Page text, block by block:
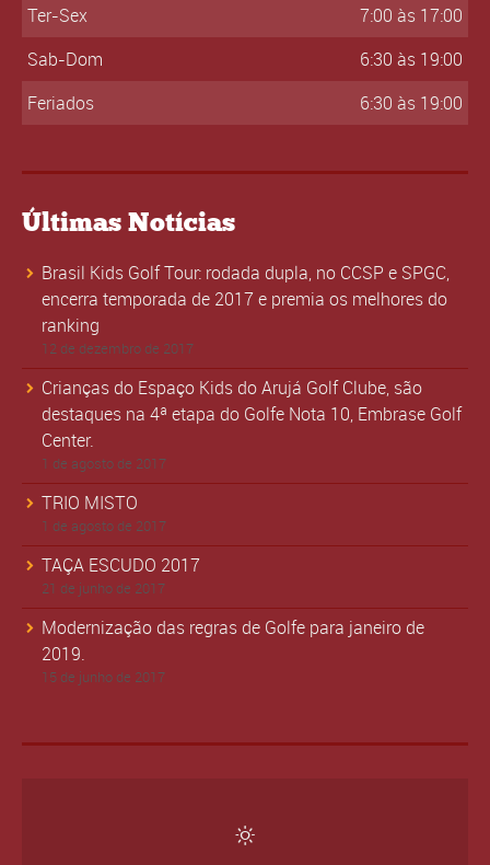
Ter-Sex
7:00 às 17:00
Sab-Dom
6:30 às 19:00
Feriados
6:30 às 19:00
Últimas Notícias
Brasil Kids Golf Tour: rodada dupla, no CCSP e SPGC,
encerra temporada de 2017 e premia os melhores do
ranking
12 de dezembro de 2017
Crianças do Espaço Kids do Arujá Golf Clube, são
destaques na 4ª etapa do Golfe Nota 10, Embrase Golf
Center.
1 de agosto de 2017
TRIO MISTO
1 de agosto de 2017
TAÇA ESCUDO 2017
21 de junho de 2017
Modernização das regras de Golfe para janeiro de
2019.
15 de junho de 2017